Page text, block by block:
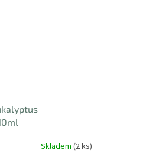
Skladem (2 ks)